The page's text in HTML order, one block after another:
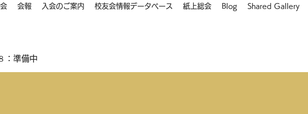
会報 入会のご案内 校友会情報データベース 紙上総会 Blog Shared Gallery
：準備中